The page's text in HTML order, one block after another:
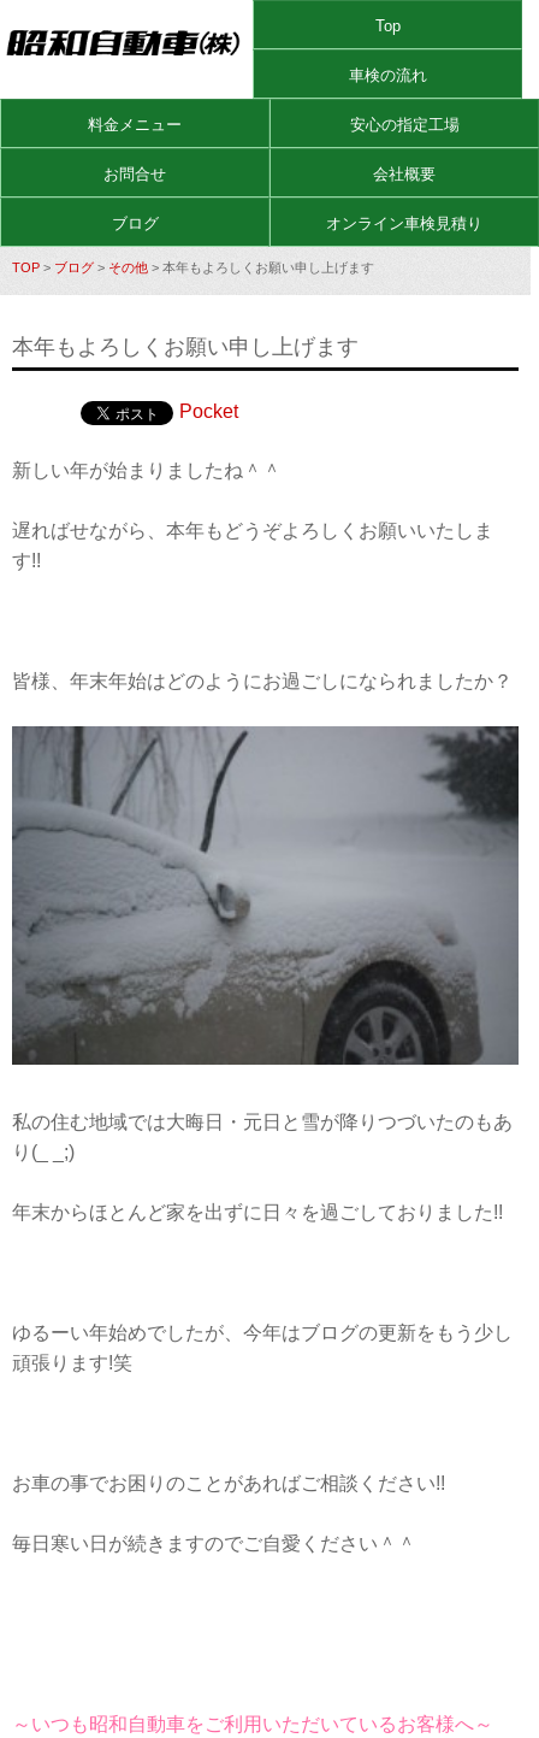
Top
車検の流れ
料金メニュー 安心の指定工場
お問合せ 会社概要
ブログ オンライン車検見積り
TOP > ブログ > その他 > 本年もよろしくお願い申し上げます
本年もよろしくお願い申し上げます
Pocket
新しい年が始まりましたね＾＾
遅ればせながら、本年もどうぞよろしくお願いいたしま
す!!
皆様、年末年始はどのようにお過ごしになられましたか？
私の住む地域では大晦日・元日と雪が降りつづいたのもあ
り(_ _;)
年末からほとんど家を出ずに日々を過ごしておりました!!
ゆるーい年始めでしたが、今年はブログの更新をもう少し
頑張ります!笑
お車の事でお困りのことがあればご相談ください!!
毎日寒い日が続きますのでご自愛ください＾＾
～いつも昭和自動車をご利用いただいているお客様へ～